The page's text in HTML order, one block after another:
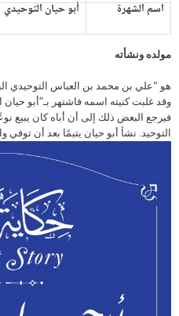
اسم الشهرة
أبو حيان التوحيدي
مولده ونشأته
وقد غلبت كنيته اسمه فاشتهر بـ”أبو حيان
فيرجع البعض ذلك إلى أن أباه كان يبيع
التوحيد. نشأ أبو حيان يتيمًا بعد أن توفي